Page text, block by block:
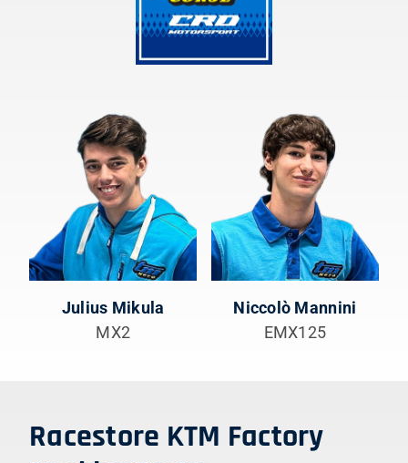
Julius Mikula
MX2
Niccolò Mannini
EMX125
Racestore KTM Factory